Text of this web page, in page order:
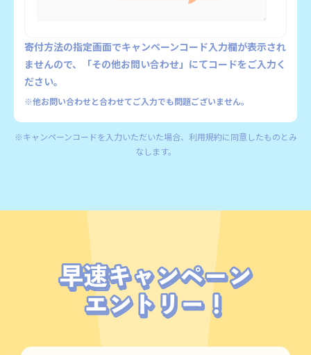
寄付方法の指定画面でキャンペーンコード入力欄が表示され
ませんので、「その他お問い合わせ」にてコードをご入力く
ださい。
※他お問い合わせと合わせてご入力でも問題ございません。
※キャンペーンコードを入力いただいた場合、利用規約に同意したものとみ
なします。